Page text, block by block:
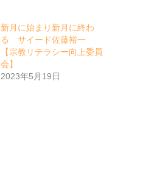
新月に始まり新月に終わ
る サイード佐藤裕一
【宗教リテラシー向上委員
会】
2023年5月19日